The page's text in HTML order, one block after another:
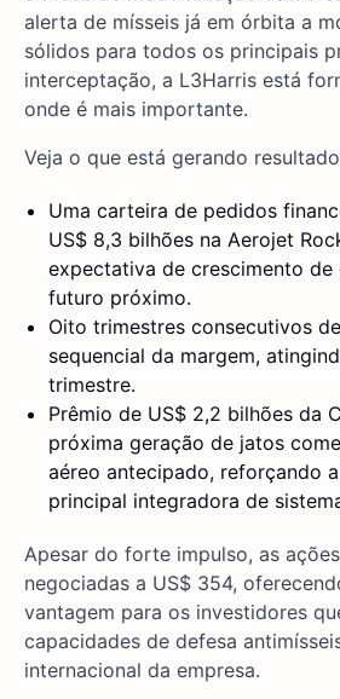
alerta de mísseis já em órbita a
sólidos para todos os principais
interceptação, a L3Harris está
onde é mais importante.
Veja o que está gerando
Uma carteira de pedidos
US$ 8,3 bilhões na Aerojet
expectativa de crescimento
futuro próximo.
Oito trimestres consecutivos
sequencial da margem,
trimestre.
Prêmio de US$ 2,2 bilhões da
próxima geração de jatos
aéreo antecipado, reforçando
principal integradora de
Apesar do forte impulso, as
negociadas a US$ 354,
vantagem para os investidores
capacidades de defesa
internacional da empresa.